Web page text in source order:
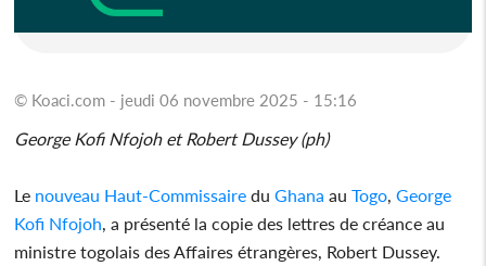
© Koaci.com - jeudi 06 novembre 2025 - 15:16
George Kofi Nfojoh et Robert Dussey (ph)
Le nouveau Haut-Commissaire duGhana au Togo George
Kofi Nfojoh , a présenté la copie des lettres de créance au
ministre togolais des Affaires étrangères, Robert Dussey.